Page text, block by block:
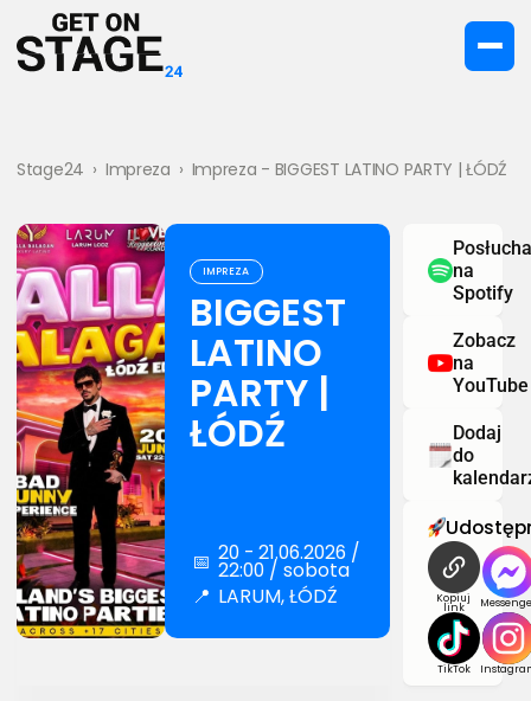
Stage24 › Impreza › Impreza - BIGGEST LATINO PARTY | ŁÓDŹ
IMPREZA
BIGGEST
LATINO
PARTY |
ŁÓDŹ
📅 20 - 21.06.2026 /
22:00 / sobota
📍 LARUM, ŁÓDŹ
na
Spotify
Zobacz
na
YouTube
Dodaj
do
Kopiuj
link
TikTok